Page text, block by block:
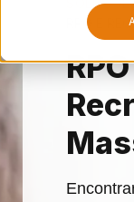
RPO E